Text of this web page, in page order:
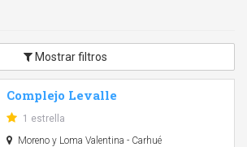
Mostrar filtros
Complejo Levalle
1 estrella
Moreno y Loma Valentina - Carhué